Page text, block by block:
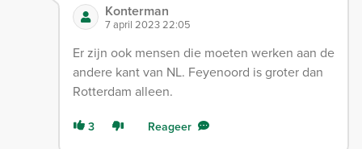
Konterman
7 april 2023 22:05
Er zijn ook mensen die moeten werken aan de
andere kant van NL. Feyenoord is groter dan
Rotterdam alleen.
3 Reageer